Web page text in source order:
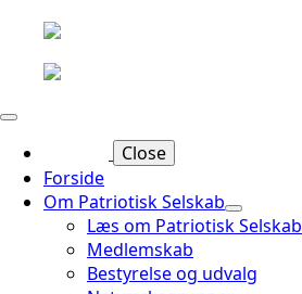
Close
Forside
Om Patriotisk Selskab
Læs om Patriotisk Selskab
Medlemskab
Bestyrelse og udvalg